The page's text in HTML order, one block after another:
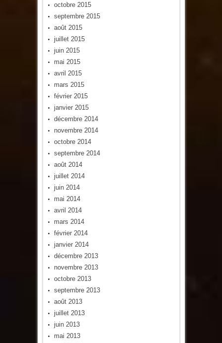
octobre 2015
septembre 2015
août 2015
juillet 2015
juin 2015
mai 2015
avril 2015
mars 2015
février 2015
janvier 2015
décembre 2014
novembre 2014
octobre 2014
septembre 2014
août 2014
juillet 2014
juin 2014
mai 2014
avril 2014
mars 2014
février 2014
janvier 2014
décembre 2013
novembre 2013
octobre 2013
septembre 2013
août 2013
juillet 2013
juin 2013
mai 2013